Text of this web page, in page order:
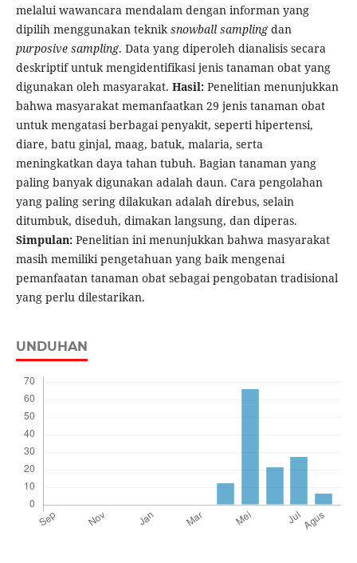
melalui wawancara mendalam dengan informan yang
dipilih menggunakan tekniksnowball samplingdan
purposive sampling. Data yang diperoleh dianalisis secara
deskriptif untuk mengidentifikasi jenis tanaman obat yang
digunakan oleh masyarakat. Hasil: Penelitian menunjukkan
bahwa masyarakat memanfaatkan 29 jenis tanaman obat
untuk mengatasi berbagai penyakit, seperti hipertensi,
diare, batu ginjal, maag, batuk, malaria, serta
meningkatkan daya tahan tubuh. Bagian tanaman yang
paling banyak digunakan adalah daun. Cara pengolahan
yang paling sering dilakukan adalah direbus, selain
ditumbuk, diseduh, dimakan langsung, dan diperas.
Simpulan: Penelitian ini menunjukkan bahwa masyarakat
masih memiliki pengetahuan yang baik mengenai
pemanfaatan tanaman obat sebagai pengobatan tradisional
yang perlu dilestarikan.
UNDUHAN